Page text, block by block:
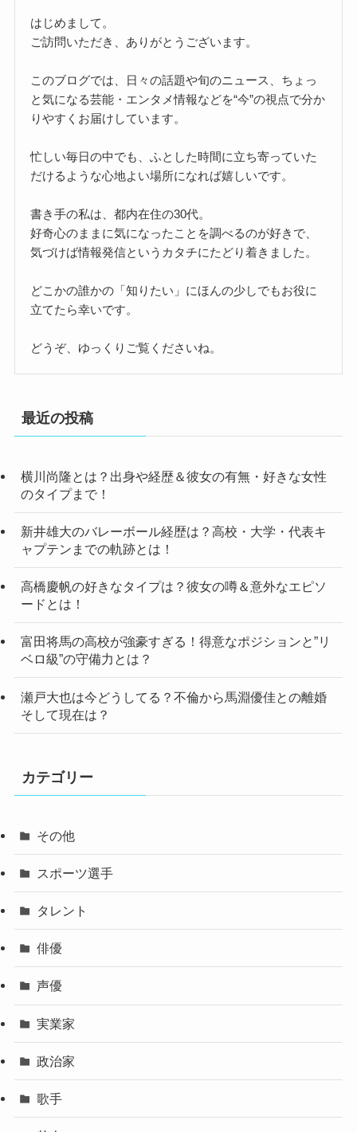
はじめまして。
ご訪問いただき、ありがとうございます。
このブログでは、日々の話題や旬のニュース、ちょっ
と気になる芸能・エンタメ情報などを“今”の視点で分か
りやすくお届けしています。
忙しい毎日の中でも、ふとした時間に立ち寄っていた
だけるような心地よい場所になれば嬉しいです。
書き手の私は、都内在住の30代。
好奇心のままに気になったことを調べるのが好きで、
気づけば情報発信というカタチにたどり着きました。
どこかの誰かの「知りたい」にほんの少しでもお役に
立てたら幸いです。
どうぞ、ゆっくりご覧くださいね。
最近の投稿
横川尚隆とは？出身や経歴＆彼女の有無・好きな女性
のタイプまで！
新井雄大のバレーボール経歴は？高校・大学・代表キ
ャプテンまでの軌跡とは！
高橋慶帆の好きなタイプは？彼女の噂＆意外なエピソ
ードとは！
富田将馬の高校が強豪すぎる！得意なポジションと”リ
ベロ級”の守備力とは？
瀬戸大也は今どうしてる？不倫から馬淵優佳との離婚
そして現在は？
カテゴリー
その他
スポーツ選手
タレント
俳優
声優
実業家
政治家
歌手